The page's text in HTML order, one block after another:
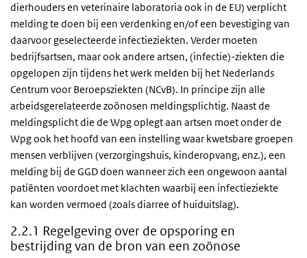
dierhouders en veterinaire laboratoria ook in de EU) verplicht
melding te doen bij een verdenking en/of een bevestiging van
daarvoor geselecteerde infectieziekten. Verder moeten
bedrijfsartsen, maar ook andere artsen, (infectie)-ziekten die
opgelopen zijn tijdens het werk melden bij het Nederlands
Centrum voor Beroepsziekten (NCvB). In principe zijn alle
arbeidsgerelateerde zoönosen meldingsplichtig. Naast de
meldingsplicht die de Wpg oplegt aan artsen moet onder de
Wpg ook het hoofd van een instelling waar kwetsbare groepen
mensen verblijven (verzorgingshuis, kinderopvang, enz.), een
melding bij de GGD doen wanneer zich een ongewoon aantal
patiënten voordoet met klachten waarbij een infectieziekte
kan worden vermoed (zoals diarree of huiduitslag).
2.2.1 Regelgeving over de opsporing en
bestrijding van de bron van een zoönose